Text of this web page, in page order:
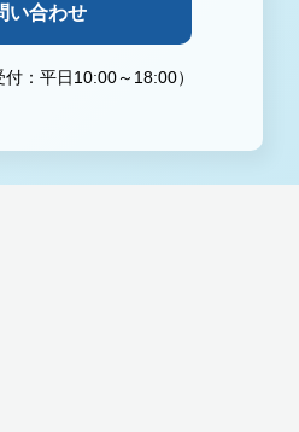
い合わせ
：平日10:00～18:00）